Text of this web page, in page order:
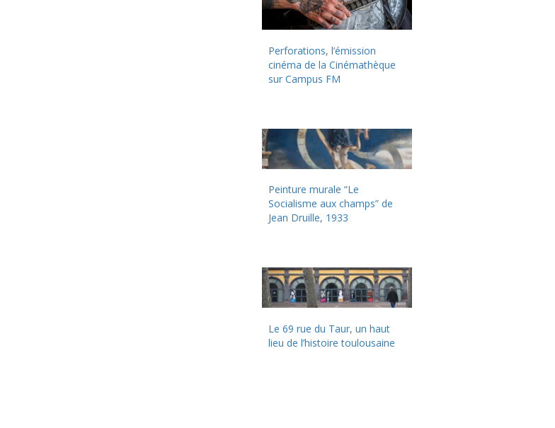
Perforations, l’émission
cinéma de la Cinémathèque
sur Campus FM
Peinture murale “Le
Socialisme aux champs” de
Jean Druille, 1933
Le 69 rue du Taur, un haut
lieu de l’histoire toulousaine